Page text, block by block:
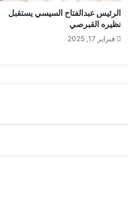
الرئيس عبدالفتاح السيسي يستقبل
نظيره القبرصي
فبراير 17, 2025